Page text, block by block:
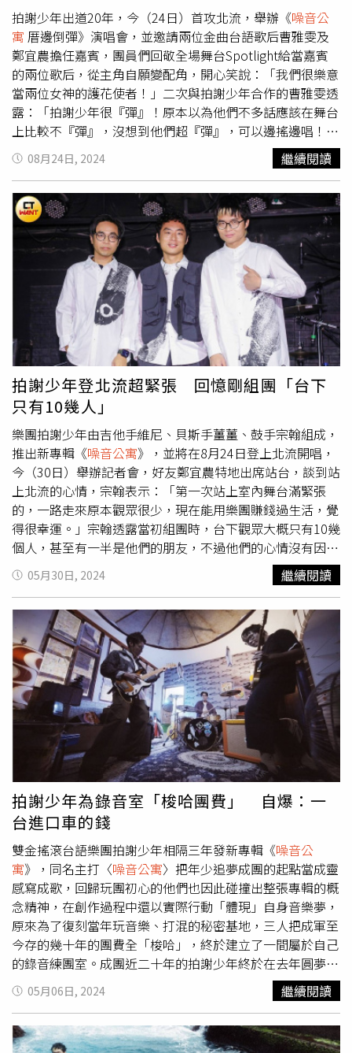
阿跨面《心》、布萊梅《The Great Breman Show》專輯及
作品均入圍5個獎項，並列入圍大贏家。「評審團獎」得獎
作品為《劉暐個人專輯》，劉暐及其音樂承載了兩千年世代
的臺北獨立音樂場景精神，這張專輯是他留下的最後作品，
也是給同世代音樂人永恆的回憶，別具時代意義，「特別貢
獻獎」得主則將另擇期公布。第十五屆金音創作獎入圍名單
【不分類型獎項】■ 最佳專輯獎《心》／阿跨面(製作人:肚
臍、韋恩林) 《無名氏敬上》／傷心欲絕(製作人:錢煒安、
曾國宏) 《噪音公寓
》／拍謝少年(製作人:張勝為、謝宗
翰、梁宏彰、周已敦) 《Hotel La Rut (破爛酒店) 》／王若
琳(製作人:王若琳、Adam Lee) 《世界》／大象體操(製作
人:大象體操 ) 《The Great Bremen Show》／布萊梅(製作
人:吳羿緯)■ 最佳樂團獎Plutato／《Pluto Potato》傷心欲
絕／《無名氏敬上》我是機車少女／《I'mdifficult》拍謝少
年／《噪音公寓 》大象體操／《世界》布萊梅／《The
Great Bremen Show》■ 最佳創作歌手獎阿跨面／《心》
江惠儀／《陷眠》 Dac／《Love Hereafter》劉暐／《劉暐
個人專輯》王若琳／《Hotel La Rut (破爛酒店) 》鄭敬儒／
《暗流》■ 最佳新人獎Plutato／《Pluto Potato》阿跨面
／《心》Makav真愛／《寶藏Treasure》邱淑蟬／《繭的形
狀》Flowstrong／《Study (of) Breaks》Andr／《Hidden
Card 藏招》■ 最佳樂手獎鄭嘉富／《Pluto Potato》／
鼓、鼓機、音效謝明諺／《Our Waning Love》／薩克斯風
李茂嵩／《草本藥師》／電子合成器、木琴、打擊樂、 爵
士鼓蘇郁涵／《自由的姿態》／鐵琴柯智豪 Blaire Ko／
《夜婆 Iā-Pô》／吉他(木.電.古典)、鋼琴.鍵盤.合成器、低
音提琴、Bass、和聲、打擊、天鼓手碟、手風琴、管樂等
潘子爵／《沒問題少女》／薩克斯風張凱婷／《世界》／貝
斯／ 人聲／和聲簡聿民／《幾何碼》／爵士鼓■ 最佳現場
演出獎《“Is It Alive?”》/Robot
Swing《Snack》/Dac《Legacy Presents【2023都市女
聲】：MANDARK《be a “BADA88”》首場個人專場演唱
會》/MANDARK《deca joins 2024首演 天堂與泥土 /
Heaven ＆ Dirt》/deca joins《TRASH《HOLY TRIP! 精神時
光屋》高雄演唱會》/TRASH■ 亞洲創作音樂獎（Best
Asian Creative Artist）《Dapple Patterns》／假日貞操
《悖論》／黃業圓《STRATA》／LITE《POWER ANDRE
99》／실리카겔《Songs》／Age Factory《Dab Hi》／
NaraBara【類型音樂獎項】■ 最佳搖滾專輯獎《無名氏敬
上》／傷心欲絕《姿態》／傻子與白痴《Intro_鞋》／溫室
》／拍謝少年《世界》／大象體操■ 最佳
搖滾歌曲獎〈大雨〉／《無名氏敬上》／傷心欲絕〈遠慮〉
／《姿態》／傻子與白痴〈Peace and Quiet (Bremen
announcement)〉／《The Great Bremen Show》／布萊
梅〈A Dream of Bonnie and Clyde feat. JADE〉／《A
Dream of Bonnie and Clyde feat. JADE》／楊乃文〈萬物
皆欲〉／《萬物皆欲》／JADE〈出來〉／《出來》／百合
花■ 最佳民謠專輯獎《予你的歌 Hōo Lí ê Kua》／農村武
裝青年《繭的形狀》／邱淑蟬《鎮妹》／柔 米《夜婆 Iā-
Pô》／巴奈 Panai、柯智豪 Blaire Ko 《劉暐個人專輯》／
劉暐■ 最佳民謠歌曲獎〈阿母的話 A-bú ê Uē〉／《予你的
歌 Hōo Lí ê Kua》／農村武裝青年〈Niyaro' 家鄉〉／《美
感 Harateng no Pangcah》／舞思愛〈所在〉／《繭的形
狀》／邱淑蟬〈鎮妹〉／《鎮妹》／柔 米〈吊樹頭 Tiàu
Tshiū-Thâu〉／《夜婆 Iā-Pô》／巴奈 Panai、柯智豪 Blaire
拍謝少年出道20年，今（24日）首攻北流，舉辦《噪音公
寓 厝邊倒彈》演唱會，並邀請兩位金曲台語歌后曹雅雯及
鄭宜農擔任嘉賓，團員們回敬全場舞台Spotlight給當嘉賓
的兩位歌后，從主角自願變配角，開心笑說：「我們很樂意
當兩位女神的護花使者！」二次與拍謝少年合作的曹雅雯透
露：「拍謝少年很『彈』！原本以為他們不多話應該在舞台
上比較不『彈』，沒想到他們超『彈』，可以邊搖邊唱！害
我穿著高跟鞋也很想跟著他們一起彈跳跟著搖！」拍謝少年
則是爆料曹雅雯私下不為人知的「才藝」，貝斯手薑薑笑
說：「雅雯可以面不改色地講垃圾話，彩排的時候更是一連
串連珠炮，應該平常有在練，超好笑！」拍謝少年爆料曹雅
雯能面不改面講垃圾話。（圖／海口味有限公司提供）身為
細節控的拍謝少年從歌單、內容、舞台，一氣呵成彰顯新專
噪音公寓」精神，包括開場以大型冰屏投射舊公寓街道
影像，勾起歌迷回憶象徵回到過去，並以同名歌曲〈噪音公
〉為演唱會揭開熱血序幕，中間交錯前三張專輯好歌包括
〈台十七〉、〈出巡〉、〈歹勢中年〉、〈兄弟沒夢不應
該〉等，還特別穿插自己出道20年來許多過往的演出畫面，
讓整場演唱會宛如一部紀錄片般呈現在歌迷面前。有趣的
是，儘管讓歌迷來個「事前酒」暖身，但平常愛小酌的拍謝
少年卻堅持在開演前不喝酒，薑薑表示：「小酌只會越搔越
癢，等唱完再盡情喝！」鼓手宗翰則笑說：「演出後的啤酒
『醉』好喝！」還因為少喝酒加上近半年加強重訓、打籃球
跟練鼓，竟然瘦了十公斤。至於吉他手維尼則自己下「禁酒
令」，戒酒快半年的他苦笑說：「我已經忘記酒精的味道
了，我與酒精的關聯只剩下台酒花雕雞麵，是傷心的滋味
啊。」◎喝酒勿開車！飲酒過量，有害健康，未滿18歲請勿
飲酒。拍謝少年邀請曹雅雯及鄭宜農擔任嘉賓。（圖／海口
味有限公司提供）
08月24日, 2024 繼續閱讀
拍謝少年登北流超緊張 回憶剛組團「台下
只有10幾人」
樂團拍謝少年由吉他手維尼、貝斯手薑薑、鼓手宗翰組成，
推出新專輯《噪音公寓》，並將在8月24日登上北流開唱，
今（30日）舉辦記者會，好友鄭宜農特地出席站台，談到站
上北流的心情，宗翰表示：「第一次站上室內舞台滿緊張
的，一路走來原本觀眾很少，現在能用樂團賺錢過生活，覺
得很幸運。」宗翰透露當初組團時，台下觀眾大概只有10幾
個人，甚至有一半是他們的朋友，不過他們的心情沒有因此
受影響，薑薑表示：「能從樂迷的身份變成站在台上，站上
去就覺得很開心了！」維尼也提到一路以來都有照計畫向前
進，認為已經到了可以挑戰5千人舞台的時刻，問及這次會
不會台下也有一半是自己的朋友？薑薑搞笑說：「這樣朋友
很多欸，我們可以去選舉了！」其實過去三位團員都各自有
正職，維尼在教音樂，宗翰是大港開唱的企劃，薑薑則是食
品業的企劃，對於轉職當音樂人，薑薑表示家人雖然沒有給
予正面肯定，但也不會阻撓，不過他們一路走來越來越成
功，發行第三張專輯時募得300多萬，此次一個月就募到
600多萬，讓維尼笑說：「家人看到之後問說怎麼沒趕快轉
職！」拍謝少年辭掉正職後專心發展音樂事業。（圖／趙文
彬攝）薑薑是團中第一位當爸爸的團員，被問到其他人是否
也想跟進？維尼跟宗翰都笑說看到薑薑當爸爸的樣子後，暫
時沒有想當爸的想法，但他們都是薑薑小孩的乾爸，薑薑也
說：「小朋友還很小，團員們會互相幫忙，樂團的好處就是
可以互相體諒！」拍謝少年邀請鄭宜農站台。（圖／趙文彬
攝）
05月30日, 2024 繼續閱讀
拍謝少年為錄音室「梭哈團費」 自爆：一
台進口車的錢
雙金搖滾台語樂團拍謝少年相隔三年發新專輯《噪音公
寓》，同名主打〈噪音公寓〉把年少追夢成團的起點當成靈
感寫成歌，回歸玩團初心的他們也因此碰撞出整張專輯的概
念精神，在創作過程中還以實際行動「體現」自身音樂夢，
原來為了復刻當年玩音樂、打混的秘密基地，三人把成軍至
今存的幾十年的團費全「梭哈」，終於建立了一間屬於自己
的錄音練團室。成團近二十年的拍謝少年終於在去年圓夢建
了自己的專屬練團錄音室，不僅因此順利孕育出新專輯《噪
音公寓》，更宣布站上北流圓夢開唱，一連串的好事發生，
讓三人直呼這個秘密基地不僅是圓夢起點，更是幸運之地，
提及所需花費，三人低調透露這間占地不到十坪的練團錄音
05月06日, 2024 繼續閱讀